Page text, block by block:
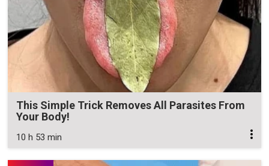
This Simple Trick Removes All Parasites From
Your Body!
10 h 53 min